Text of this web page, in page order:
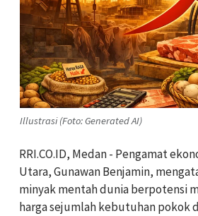
Illustrasi (Foto: Generated AI)
RRI.CO.ID, Medan - Pengamat
Utara, Gunawan Benjamin,
minyak mentah dunia berpotensi
harga sejumlah kebutuhan pokok